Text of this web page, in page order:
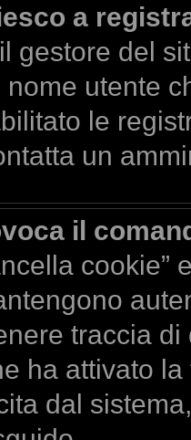
a
gestore del
utente
le
un
il
traccia
ha attivato
dal